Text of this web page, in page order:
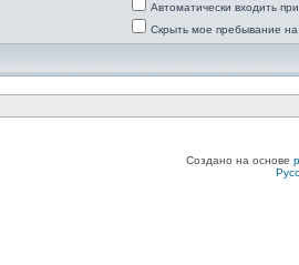
Автоматически входить
Скрыть мое пребывание
Создано на основе